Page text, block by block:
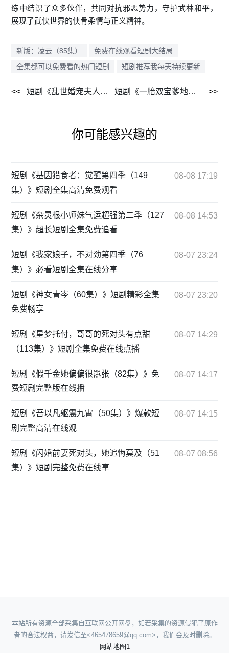
练中结识了众多伙伴，共同对抗邪恶势力，守护武林和平，
展现了武侠世界的侠骨柔情与正义精神。
新版：凌云（85集）
免费在线观看短剧大结局
全集都可以免费看的热门短剧
短剧推荐我每天持续更新
短剧《乱世婚宠夫人要逃婚》全屏观影沉浸享受 短剧《一胎双宝爹地妈咪又生气啦（82集）》每日更新追剧不停歇
你可能感兴趣的
短剧《基因猎食者：觉醒第四季（149
集）》短剧全集高清免费观看
08-08 17:19
短剧《杂灵根小师妹气运超强第二季（127
集）》超长短剧全集免费追看
08-08 14:53
短剧《我家娘子，不对劲第四季（76
集）》必看短剧全集在线分享
08-07 23:24
短剧《神女青岑（60集）》短剧精彩全集
免费畅享
08-07 23:20
短剧《星梦托付，哥哥的死对头有点甜
（113集）》短剧全集免费在线点播
08-07 14:29
短剧《假千金她偏偏很嚣张（82集）》免
费短剧完整版在线播
08-07 14:17
短剧《吾以凡躯震九霄（50集）》爆款短
剧完整高清在线观
08-07 14:15
短剧《闪婚前妻死对头，她追悔莫及（51
集）》短剧完整免费在线享
08-07 08:56
本站所有资源全部采集自互联网公开网盘，如若采集的资源侵犯了原作
者的合法权益，请发信至<465478659@qq.com>，我们会及时删除。
网站地图1